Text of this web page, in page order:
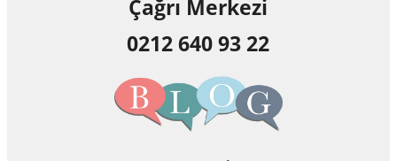
Çağrı Merkezi
0212 640 93 22